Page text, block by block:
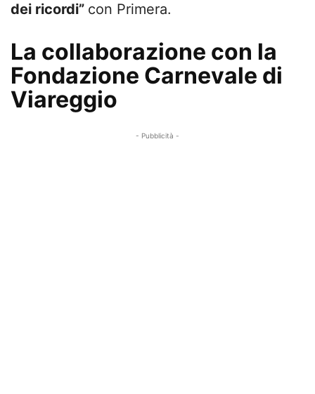
dei ricordi” con Primera.
La collaborazione con la
Fondazione Carnevale di
Viareggio
- Pubblicità -